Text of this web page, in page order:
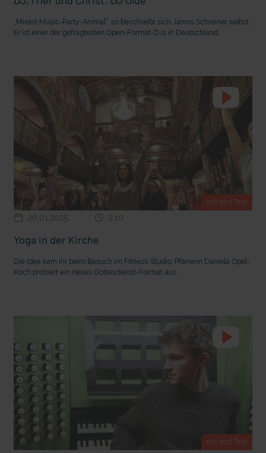
„Mixed-Music-Party-Animal“, so beschreibt sich Jannis Schreiner selbst.
Er ist einer der gefragtesten Open-Format-DJs in Deutschland.
mit epd Text
20.01.2025 2:10
Yoga in der Kirche
Die Idee kam ihr beim Besuch im Fitness-Studio: Pfarrerin Daniela Opel-
Koch probiert ein neues Gottesdienst-Format aus.
mit epd Text